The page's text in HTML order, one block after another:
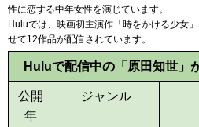
性に恋する中年女性を演じています。
Huluでは、映画初主演作「時をかける少女
せて12作品が配信されています。
Huluで配信中の「原田知世」
公開
年
ジャンル